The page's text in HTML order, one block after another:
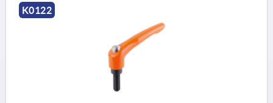
K0122